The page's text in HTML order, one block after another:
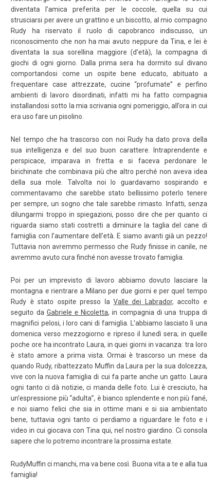
diventata l’amica preferita per le coccole, quella su cui
strusciarsi per avere un grattino e un biscotto, al mio compagno
Rudy ha riservato il ruolo di capobranco indiscusso, un
riconoscimento che non ha mai avuto neppure da Tina, e lei è
diventata la sua sorellina maggiore (d’età), la compagna di
giochi di ogni giorno. Dalla prima sera ha dormito sul divano
comportandosi come un ospite bene educato, abituato a
frequentare case attrezzate, cucine “profumate” e perfino
ambienti di lavoro disordinati, infatti mi ha fatto compagnia
installandosi sotto la mia scrivania ogni pomeriggio, all’ora in cui
era uso fare un pisolino.
Nel tempo che ha trascorso con noi Rudy ha dato prova della
sua intelligenza e del suo buon carattere. Intraprendente e
perspicace, imparava in fretta e si faceva perdonare le
birichinate che combinava più che altro perché non aveva idea
della sua mole. Talvolta noi lo guardavamo sospirando e
commentavamo che sarebbe stato bellissimo poterlo tenere
per sempre, un sogno che tale sarebbe rimasto. Infatti, senza
dilungarmi troppo in spiegazioni, posso dire che per quanto ci
riguarda siamo stati costretti a diminuire la taglia del cane di
famiglia con l’aumentare dell’età. E siamo avanti già un pezzo!
Tuttavia non avremmo permesso che Rudy finisse in canile, ne
avremmo avuto cura finché non avesse trovato famiglia.
Poi per un imprevisto di lavoro abbiamo dovuto lasciare la
montagna e rientrare a Milano per due giorni e per quel tempo
Rudy è stato ospite presso la Valle dei Labrador, accolto e
seguito da Gabriele e Nicoletta, in compagnia di una truppa di
magnifici pelosi, i loro cani di famiglia. L’abbiamo lasciato lì una
domenica verso mezzogiorno e ripreso il lunedì sera; in quelle
poche ore ha incontrato Laura, in quei giorni in vacanza: tra loro
è stato amore a prima vista. Ormai è trascorso un mese da
quando Rudy, ribattezzato Muffin da Laura per la sua dolcezza,
vive con la nuova famiglia di cui fa parte anche un gatto. Laura
ogni tanto ci dà notizie, ci manda delle foto. Lui è cresciuto, ha
un’espressione più “adulta”, è bianco splendente e non più fané,
e noi siamo felici che sia in ottime mani e si sia ambientato
bene, tuttavia ogni tanto ci perdiamo a riguardare le foto e i
video in cui giocava con Tina qui, nel nostro giardino. Ci consola
sapere che lo potremo incontrare la prossima estate.
RudyMuffin ci manchi, ma va bene così. Buona vita a te e alla tua
famiglia!